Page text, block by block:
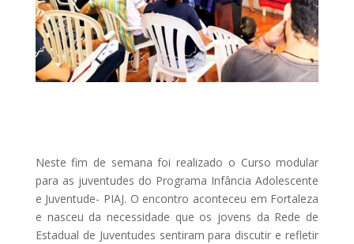
Neste fim de semana foi realizado o Curso modular
para as juventudes do Programa Infância Adolescente
e Juventude- PIAJ. O encontro aconteceu em Fortaleza
e nasceu da necessidade que os jovens da Rede de
Estadual de Juventudes sentiram para discutir e refletir